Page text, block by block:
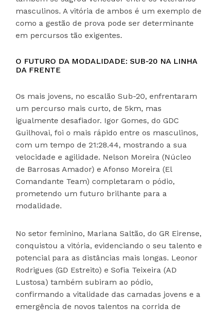
masculinos. A vitória de ambos é um exemplo de
como a gestão de prova pode ser determinante
em percursos tão exigentes.
O FUTURO DA MODALIDADE: SUB-20 NA LINHA
DA FRENTE
Os mais jovens, no escalão Sub-20, enfrentaram
um percurso mais curto, de 5km, mas
igualmente desafiador. Igor Gomes, do GDC
Guilhovai, foi o mais rápido entre os masculinos,
com um tempo de 21:28.44, mostrando a sua
velocidade e agilidade. Nelson Moreira (Núcleo
de Barrosas Amador) e Afonso Moreira (El
Comandante Team) completaram o pódio,
prometendo um futuro brilhante para a
modalidade.
No setor feminino, Mariana Saltão, do GR Eirense,
conquistou a vitória, evidenciando o seu talento e
potencial para as distâncias mais longas. Leonor
Rodrigues (GD Estreito) e Sofia Teixeira (AD
Lustosa) também subiram ao pódio,
confirmando a vitalidade das camadas jovens e a
emergência de novos talentos na corrida de